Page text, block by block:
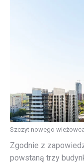
Szczyt nowego
Zgodnie z
powstaną trzy